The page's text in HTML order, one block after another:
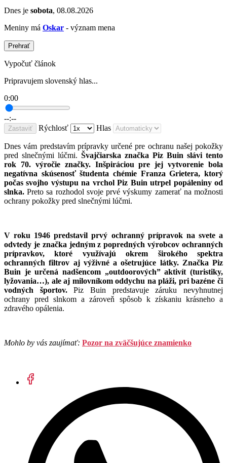
Dnes je sobota, 08.08.2026
Meniny má Oskar - význam mena
Prehrať
Vypočuť článok
Pripravujem slovenský hlas...
0:00
--:--
Zastaviť Rýchlosť Hlas
Dnes vám predstavím prípravky určené pre ochranu našej pokožky
pred slnečnými lúčmi. Švajčiarska značka Piz Buin slávi tento
rok 70. výročie značky. Inšpiráciou pre jej vytvorenie bola
negatívna skúsenosť študenta chémie Franza Grietera, ktorý
počas svojho výstupu na vrchol Piz Buin utrpel popáleniny od
slnka.Preto sa rozhodol svoje prvé výskumy zamerať na možnosti
ochrany pokožky pred slnečnými lúčmi.
V roku 1946 predstavil prvý ochranný prípravok na svete a
odvtedy je značka jedným z popredných výrobcov ochranných
prípravkov, ktoré využívajú okrem širokého spektra
ochranných filtrov aj výživné a ošetrujúce látky. Značka Piz
Buin je určená nadšencom „outdoorových” aktivít (turistiky,
lyžovania…), ale aj milovníkom oddychu na pláži, pri bazéne či
vodných športov.Piz Buin predstavuje záruku nevyhnutnej
ochrany pred slnkom a zároveň spôsob k získaniu krásneho a
zdravého opálenia.
Mohlo by vás zaujímať: Pozor na zväčšujúce znamienko